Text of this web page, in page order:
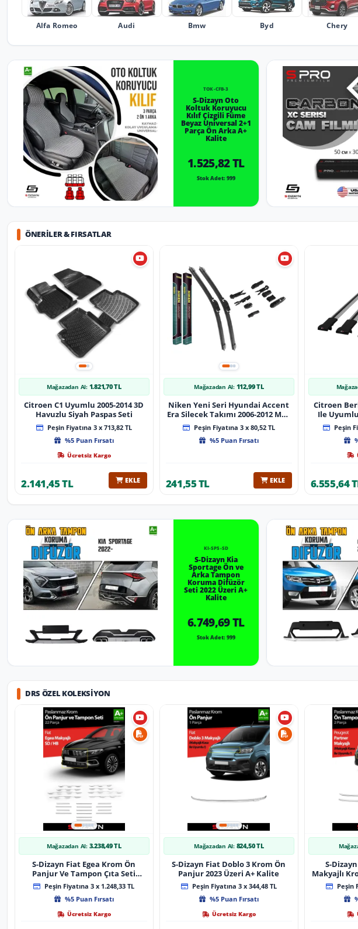
Alfa Romeo Audi Bmw Byd Chery
TOK-CFB-3
S-Dizayn Oto
Koltuk Koruyucu
Kılıf Çizgili Füme
Beyaz Universal 2+1
Parça Ön Arka A+
Kalite
1.525,82 TL
Stok Adet: 999
ÖNERILER & FIRSATLAR
Mağazadan Al: 1.821,70 TL
Citroen C1 Uyumlu 2005-2014 3D
Havuzlu Siyah Paspas Seti
Peşin Fiyatına 3 x 713,82 TL
%5 Puan Fırsatı
Ücretsiz Kargo
2.141,45 TL EKLE
Mağazadan Al: 112,99 TL
Niken Yeni Seri Hyundai Accent
Era Silecek Takımı 2006-2012 Muz
Tip Silecek Aparatlı
Peşin Fiyatına 3 x 80,52 TL
%5 Puan Fırsatı
241,55 TL EKLE
Citroen
Ile
Tavan
Peşin
6.555,64
KI-SP5-SD
S-Dizayn Kia
Sportage Ön ve
Arka Tampon
Koruma Difüzör
Seti 2022 Üzeri A+
Kalite
6.749,69 TL
Stok Adet: 999
DRS ÖZEL KOLEKSIYON
Mağazadan Al: 3.238,49 TL
S-Dizayn Fiat Egea Krom Ön
Panjur Ve Tampon Çıta Seti
Diamond Model 22 Prç. 2020
Üzeri (Parlak Krom)
Peşin Fiyatına 3 x 1.248,33 TL
%5 Puan Fırsatı
Ücretsiz Kargo
Mağazadan Al: 824,50 TL
S-Dizayn Fiat Doblo 3 Krom Ön
Panjur 2023 Üzeri A+ Kalite
Peşin Fiyatına 3 x 344,48 TL
%5 Puan Fırsatı
Ücretsiz Kargo
S-
Makyajlı
2 PrçPeşin